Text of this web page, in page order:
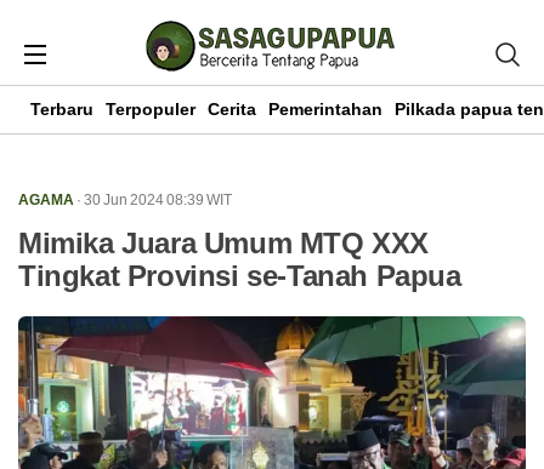
Terbaru Terpopuler Cerita Pemerintahan Pilkada papua
AGAMA · 30 Jun 202408:39 WIT
Mimika Juara Umum MTQ XXX
Tingkat Provinsi se-Tanah Papua